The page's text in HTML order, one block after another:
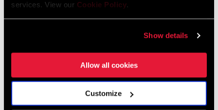
services. View our Cookie Policy.
Show details
Allow all cookies
Customize
especialmente los puntos de venta oficiales SRAM, para recibir el
asesoramiento, montaje y mantenimiento de un experto en
LOCALIZADOR DE TIENDAS